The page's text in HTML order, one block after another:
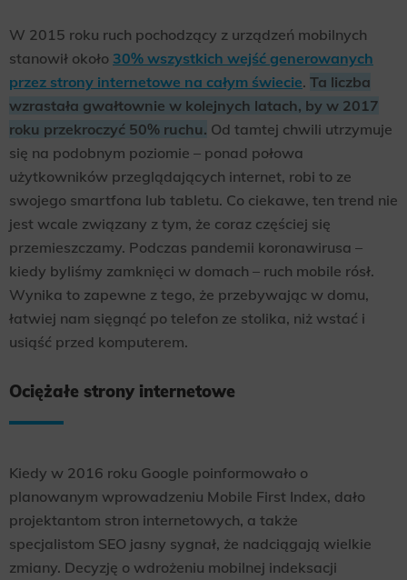
W 2015 roku ruch pochodzący z urządzeń mobilnych
stanowił około 30% wszystkich wejść generowanych
przez strony internetowe na całym świecie. Ta liczba
wzrastała gwałtownie w kolejnych latach, by w 2017
roku przekroczyć 50% ruchu. Od tamtej chwili utrzymuje
się na podobnym poziomie – ponad połowa
użytkowników przeglądających internet, robi to ze
swojego smartfona lub tabletu. Co ciekawe, ten trend nie
jest wcale związany z tym, że coraz częściej się
przemieszczamy. Podczas pandemii koronawirusa –
kiedy byliśmy zamknięci w domach – ruch mobile rósł.
Wynika to zapewne z tego, że przebywając w domu,
łatwiej nam sięgnąć po telefon ze stolika, niż wstać i
usiąść przed komputerem.
Ociężałe strony internetowe
Kiedy w 2016 roku Google poinformowało o
planowanym wprowadzeniu Mobile First Index, dało
projektantom stron internetowych, a także
specjalistom SEO jasny sygnał, że nadciągają wielkie
zmiany. Decyzję o wdrożeniu mobilnej indeksacji